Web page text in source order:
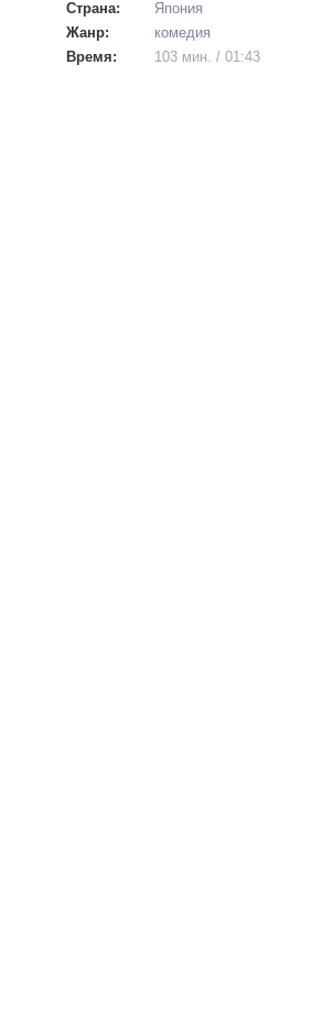
Страна:
Япония
Жанр:
комедия
Время:
103 мин. / 01:43